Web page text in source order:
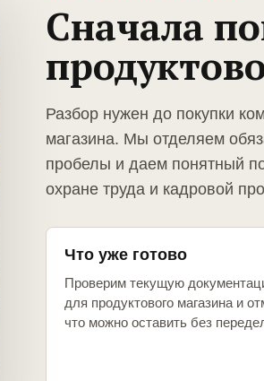
Сначала
Разбор нужен до покупки
магазина. Мы отделяем
пробелы и даем понятный
охране труда и кадровой
Что уже готово
Проверим текущую
для продуктового магазина и
что можно оставить без